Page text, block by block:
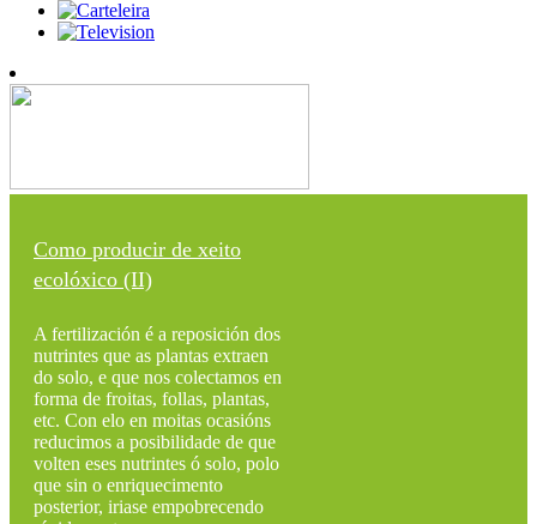
Como producir de xeito
ecolóxico (II)
A fertilización é a reposición dos
nutrintes que as plantas extraen
do solo, e que nos colectamos en
forma de froitas, follas, plantas,
etc. Con elo en moitas ocasións
reducimos a posibilidade de que
volten eses nutrintes ó solo, polo
que sin o enriquecimento
posterior, iriase empobrecendo